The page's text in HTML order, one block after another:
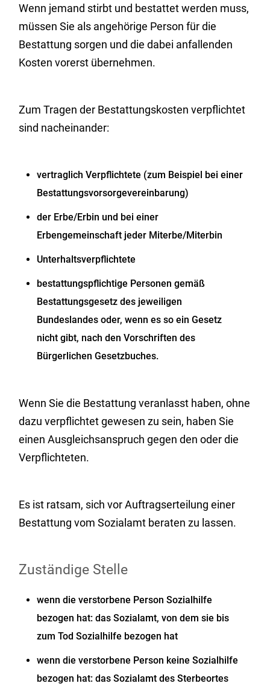
Wenn jemand stirbt und bestattet werden muss,
müssen Sie als angehörige Person für die
Bestattung sorgen und die dabei anfallenden
Kosten vorerst übernehmen.
Zum Tragen der Bestattungskosten verpflichtet
sind nacheinander:
vertraglich Verpflichtete (zum Beispiel bei einer
Bestattungsvorsorgevereinbarung)
der Erbe/Erbin und bei einer
Erbengemeinschaft jeder Miterbe/Miterbin
Unterhaltsverpflichtete
bestattungspflichtige Personen gemäß
Bestattungsgesetz des jeweiligen
Bundeslandes oder, wenn es so ein Gesetz
nicht gibt, nach den Vorschriften des
Bürgerlichen Gesetzbuches.
Wenn Sie die Bestattung veranlasst haben, ohne
dazu verpflichtet gewesen zu sein, haben Sie
einen Ausgleichsanspruch gegen den oder die
Verpflichteten.
Es ist ratsam, sich vor Auftragserteilung einer
Bestattung vom Sozialamt beraten zu lassen.
Zuständige Stelle
wenn die verstorbene Person Sozialhilfe
bezogen hat: das Sozialamt, von dem sie bis
zum Tod Sozialhilfe bezogen hat
wenn die verstorbene Person keine Sozialhilfe
bezogen hat: das Sozialamt des Sterbeortes